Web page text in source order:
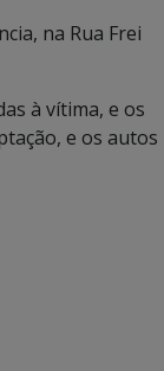
na Rua Frei
à vítima, e os
e os autos